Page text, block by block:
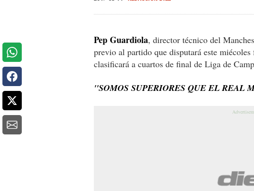
of
Pep Guardiola, director técnico del
previo al partido que disputará este
clasificará a cuartos de final de Liga de
''SOMOS SUPERIORES QUE EL REAL